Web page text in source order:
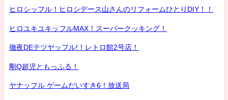
ヒロシッフル！ヒロシデース山さんのリフォームひとりDIY！！
ヒロユキユキッフルMAX！スーパークッキング！
徹夜DEテツヤッフル!！レトロ館2号店！
剛Q超児ともっふる！
ヤナッフル ゲームだいすき6！放送局